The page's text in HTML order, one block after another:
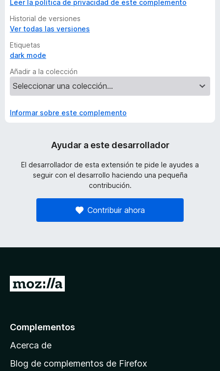
Leer la política de privacidad de este complemento
Historial de versiones
Ver todas las versiones
Etiquetas
dark mode
Añadir a la colección
Informar sobre este complemento
Ayudar a este desarrollador
El desarrollador de esta extensión te pide le ayudes a
seguir con el desarrollo haciendo una pequeña
contribución.
Contribuir ahora
p
á
Complementos
Acerca de
Blog de complementos de Firefox